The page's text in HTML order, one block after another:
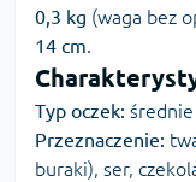
0,3 kg (waga bez
14 cm.
Typ oczek:
Przeznaczenie:
buraki), ser,